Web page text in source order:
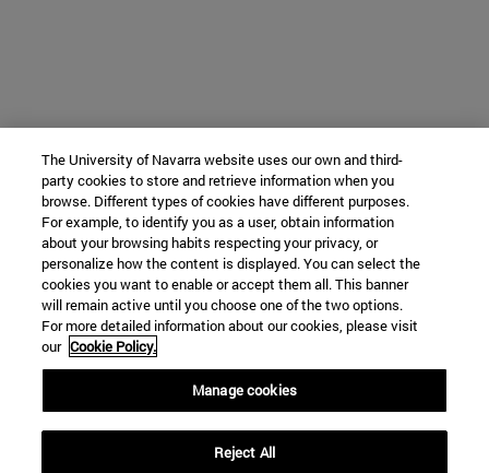
The University of Navarra website uses our own and third-
party cookies to store and retrieve information when you
browse. Different types of cookies have different purposes.
For example, to identify you as a user, obtain information
about your browsing habits respecting your privacy, or
personalize how the content is displayed. You can select the
cookies you want to enable or accept them all. This banner
will remain active until you choose one of the two options.
For more detailed information about our cookies, please visit
our Cookie Policy.
Manage cookies
Reject All